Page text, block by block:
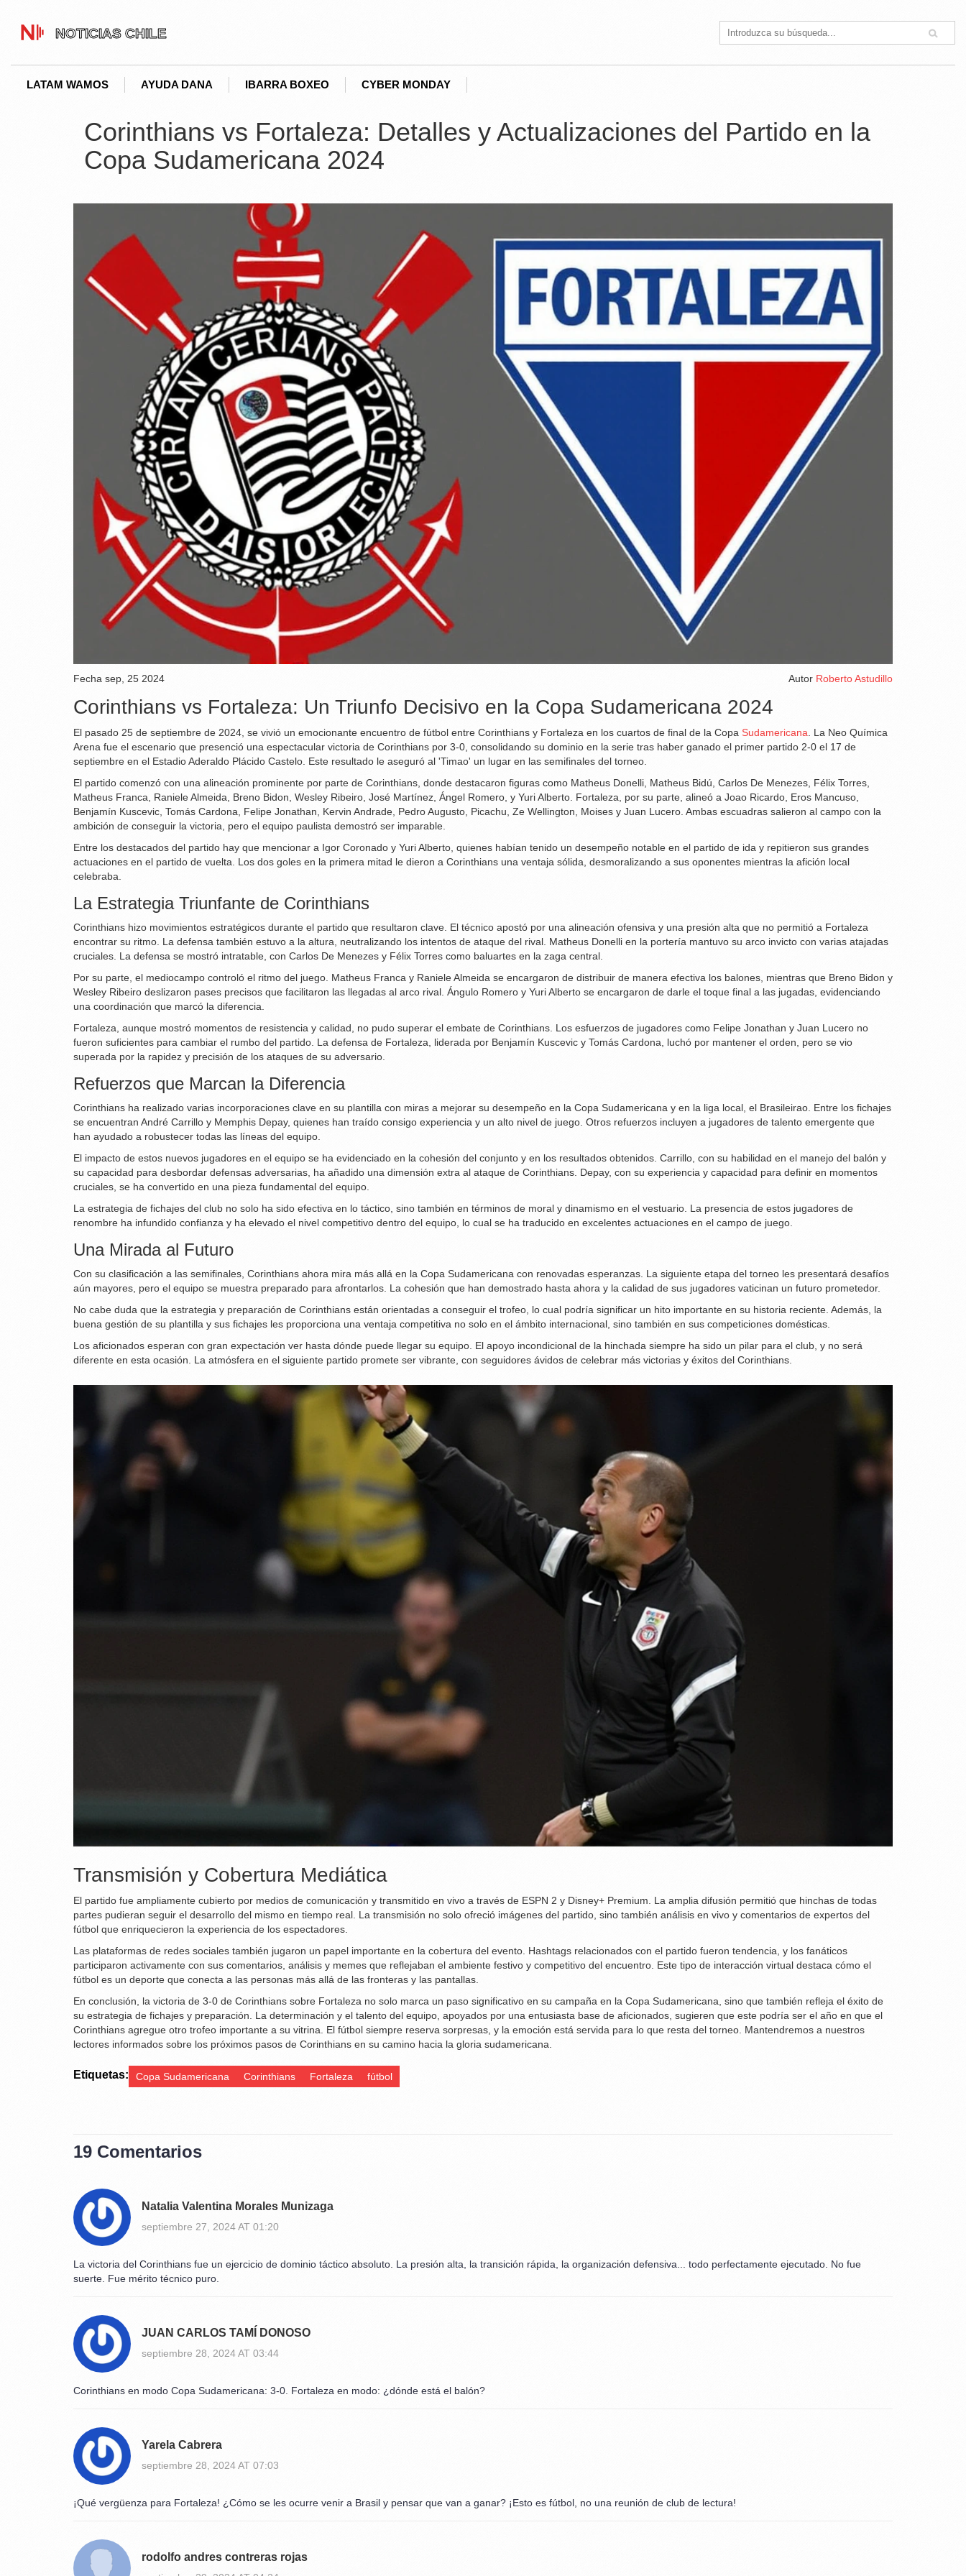
LATAM WAMOS AYUDA DANA IBARRA BOXEO CYBER MONDAY
Corinthians vs Fortaleza: Detalles y Actualizaciones del Partido en la
Copa Sudamericana 2024
Fecha sep, 25 2024 Autor Roberto Astudillo
Corinthians vs Fortaleza: Un Triunfo Decisivo en la Copa Sudamericana 2024
El pasado 25 de septiembre de 2024, se vivió un emocionante encuentro de fútbol entre Corinthians y Fortaleza en los cuartos de final de la Copa Sudamericana. La Neo Química
Arena fue el escenario que presenció una espectacular victoria de Corinthians por 3-0, consolidando su dominio en la serie tras haber ganado el primer partido 2-0 el 17 de
septiembre en el Estadio Aderaldo Plácido Castelo. Este resultado le aseguró al 'Timao' un lugar en las semifinales del torneo.
El partido comenzó con una alineación prominente por parte de Corinthians, donde destacaron figuras como Matheus Donelli, Matheus Bidú, Carlos De Menezes, Félix Torres,
Matheus Franca, Raniele Almeida, Breno Bidon, Wesley Ribeiro, José Martínez, Ángel Romero, y Yuri Alberto. Fortaleza, por su parte, alineó a Joao Ricardo, Eros Mancuso,
Benjamín Kuscevic, Tomás Cardona, Felipe Jonathan, Kervin Andrade, Pedro Augusto, Picachu, Ze Wellington, Moises y Juan Lucero. Ambas escuadras salieron al campo con la
ambición de conseguir la victoria, pero el equipo paulista demostró ser imparable.
Entre los destacados del partido hay que mencionar a Igor Coronado y Yuri Alberto, quienes habían tenido un desempeño notable en el partido de ida y repitieron sus grandes
actuaciones en el partido de vuelta. Los dos goles en la primera mitad le dieron a Corinthians una ventaja sólida, desmoralizando a sus oponentes mientras la afición local
celebraba.
La Estrategia Triunfante de Corinthians
Corinthians hizo movimientos estratégicos durante el partido que resultaron clave. El técnico apostó por una alineación ofensiva y una presión alta que no permitió a Fortaleza
encontrar su ritmo. La defensa también estuvo a la altura, neutralizando los intentos de ataque del rival. Matheus Donelli en la portería mantuvo su arco invicto con varias atajadas
cruciales. La defensa se mostró intratable, con Carlos De Menezes y Félix Torres como baluartes en la zaga central.
Por su parte, el mediocampo controló el ritmo del juego. Matheus Franca y Raniele Almeida se encargaron de distribuir de manera efectiva los balones, mientras que Breno Bidon y
Wesley Ribeiro deslizaron pases precisos que facilitaron las llegadas al arco rival. Ángulo Romero y Yuri Alberto se encargaron de darle el toque final a las jugadas, evidenciando
una coordinación que marcó la diferencia.
Fortaleza, aunque mostró momentos de resistencia y calidad, no pudo superar el embate de Corinthians. Los esfuerzos de jugadores como Felipe Jonathan y Juan Lucero no
fueron suficientes para cambiar el rumbo del partido. La defensa de Fortaleza, liderada por Benjamín Kuscevic y Tomás Cardona, luchó por mantener el orden, pero se vio
superada por la rapidez y precisión de los ataques de su adversario.
Refuerzos que Marcan la Diferencia
Corinthians ha realizado varias incorporaciones clave en su plantilla con miras a mejorar su desempeño en la Copa Sudamericana y en la liga local, el Brasileirao. Entre los fichajes
se encuentran André Carrillo y Memphis Depay, quienes han traído consigo experiencia y un alto nivel de juego. Otros refuerzos incluyen a jugadores de talento emergente que
han ayudado a robustecer todas las líneas del equipo.
El impacto de estos nuevos jugadores en el equipo se ha evidenciado en la cohesión del conjunto y en los resultados obtenidos. Carrillo, con su habilidad en el manejo del balón y
su capacidad para desbordar defensas adversarias, ha añadido una dimensión extra al ataque de Corinthians. Depay, con su experiencia y capacidad para definir en momentos
cruciales, se ha convertido en una pieza fundamental del equipo.
La estrategia de fichajes del club no solo ha sido efectiva en lo táctico, sino también en términos de moral y dinamismo en el vestuario. La presencia de estos jugadores de
renombre ha infundido confianza y ha elevado el nivel competitivo dentro del equipo, lo cual se ha traducido en excelentes actuaciones en el campo de juego.
Una Mirada al Futuro
Con su clasificación a las semifinales, Corinthians ahora mira más allá en la Copa Sudamericana con renovadas esperanzas. La siguiente etapa del torneo les presentará desafíos
aún mayores, pero el equipo se muestra preparado para afrontarlos. La cohesión que han demostrado hasta ahora y la calidad de sus jugadores vaticinan un futuro prometedor.
No cabe duda que la estrategia y preparación de Corinthians están orientadas a conseguir el trofeo, lo cual podría significar un hito importante en su historia reciente. Además, la
buena gestión de su plantilla y sus fichajes les proporciona una ventaja competitiva no solo en el ámbito internacional, sino también en sus competiciones domésticas.
Los aficionados esperan con gran expectación ver hasta dónde puede llegar su equipo. El apoyo incondicional de la hinchada siempre ha sido un pilar para el club, y no será
diferente en esta ocasión. La atmósfera en el siguiente partido promete ser vibrante, con seguidores ávidos de celebrar más victorias y éxitos del Corinthians.
Transmisión y Cobertura Mediática
El partido fue ampliamente cubierto por medios de comunicación y transmitido en vivo a través de ESPN 2 y Disney+ Premium. La amplia difusión permitió que hinchas de todas
partes pudieran seguir el desarrollo del mismo en tiempo real. La transmisión no solo ofreció imágenes del partido, sino también análisis en vivo y comentarios de expertos del
fútbol que enriquecieron la experiencia de los espectadores.
Las plataformas de redes sociales también jugaron un papel importante en la cobertura del evento. Hashtags relacionados con el partido fueron tendencia, y los fanáticos
participaron activamente con sus comentarios, análisis y memes que reflejaban el ambiente festivo y competitivo del encuentro. Este tipo de interacción virtual destaca cómo el
fútbol es un deporte que conecta a las personas más allá de las fronteras y las pantallas.
En conclusión, la victoria de 3-0 de Corinthians sobre Fortaleza no solo marca un paso significativo en su campaña en la Copa Sudamericana, sino que también refleja el éxito de
su estrategia de fichajes y preparación. La determinación y el talento del equipo, apoyados por una entusiasta base de aficionados, sugieren que este podría ser el año en que el
Corinthians agregue otro trofeo importante a su vitrina. El fútbol siempre reserva sorpresas, y la emoción está servida para lo que resta del torneo. Mantendremos a nuestros
lectores informados sobre los próximos pasos de Corinthians en su camino hacia la gloria sudamericana.
Etiquetas: Copa Sudamericana Corinthians Fortaleza fútbol
19 Comentarios
Natalia Valentina Morales Munizaga
septiembre 27, 2024 AT 01:20
La victoria del Corinthians fue un ejercicio de dominio táctico absoluto. La presión alta, la transición rápida, la organización defensiva... todo perfectamente ejecutado. No fue
suerte. Fue mérito técnico puro.
JUAN CARLOS TAMÍ DONOSO
septiembre 28, 2024 AT 03:44
Corinthians en modo Copa Sudamericana: 3-0. Fortaleza en modo: ¿dónde está el balón?
Yarela Cabrera
septiembre 28, 2024 AT 07:03
¡Qué vergüenza para Fortaleza! ¿Cómo se les ocurre venir a Brasil y pensar que van a ganar? ¡Esto es fútbol, no una reunión de club de lectura!
rodolfo andres contreras rojas